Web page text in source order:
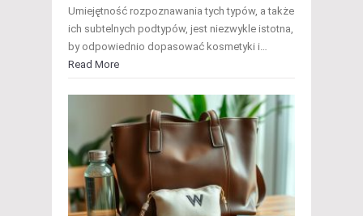
Umiejętność rozpoznawania tych typów, a także
ich subtelnych podtypów, jest niezwykle istotna,
by odpowiednio dopasować kosmetyki i…
Read More